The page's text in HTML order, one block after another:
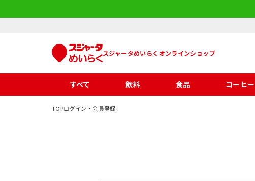
スジャータめいらくオンラインショップ
すべて 飲料 食品 コーヒー
TOPログイン・会員登録